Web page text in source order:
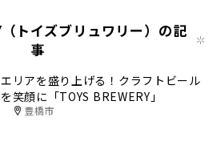
トイズブリュワリー）の記
事
リアを盛り上げる！クラフトビール
笑顔に「TOYS BREWERY」
豊橋市